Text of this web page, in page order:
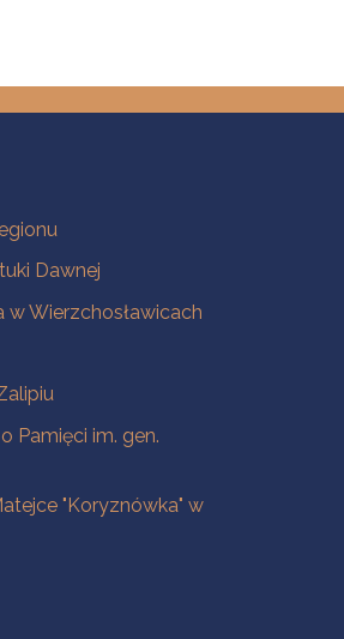
Dawnej
Wierzchosławicach
Pamięci im. gen.
"Koryznówka" w